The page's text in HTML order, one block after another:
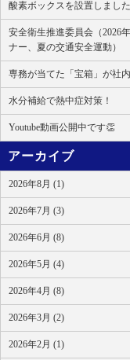
酸素ボックスを設置しました
安全衛生推進委員会（2026
ナー、夏の交通安全運動）
専務が当てた「宝箱」が社
水分補給で熱中症対策！
Youtube動画公開中です👏
アーカイブ
2026年8月 (1)
2026年7月 (3)
2026年6月 (8)
2026年5月 (4)
2026年4月 (8)
2026年3月 (2)
2026年2月 (1)